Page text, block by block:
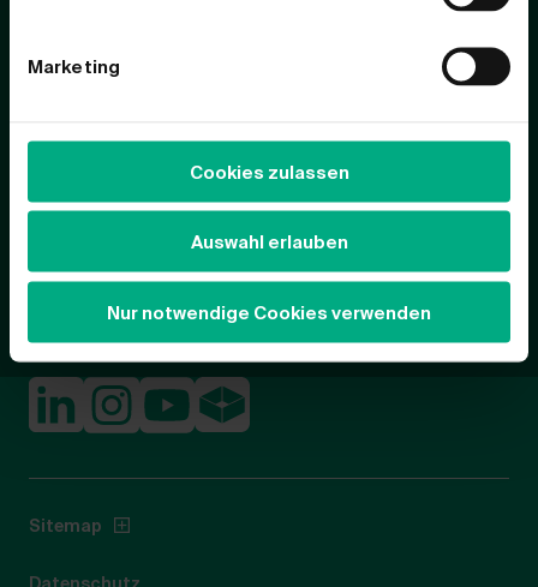
Marketing
Cookies zulassen
Auswahl erlauben
Nur notwendige Cookies verwenden
Sitemap